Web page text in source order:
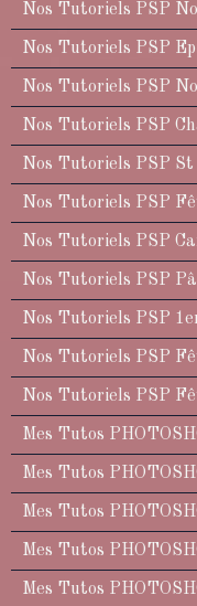
Nos Tutoriels PSP
Nos Tutoriels PSP
Nos Tutoriels PSP
Nos Tutoriels PSP
Nos Tutoriels PSP
Nos Tutoriels PSP
Nos Tutoriels PSP
Nos Tutoriels PSP
Nos Tutoriels PSP
Nos Tutoriels PSP
Nos Tutoriels PSP
Mes Tutos
Mes Tutos
Mes Tutos
Mes Tutos
Mes Tutos